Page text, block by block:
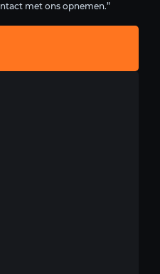
met ons opnemen.”